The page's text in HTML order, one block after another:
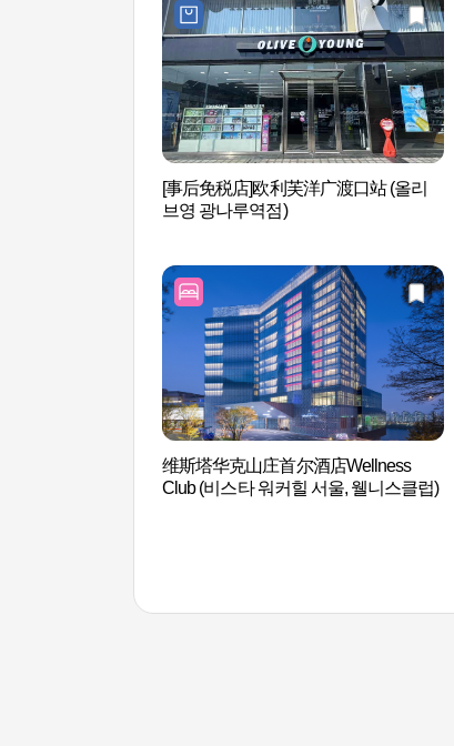
[事后免税店]欧利芙洋广渡口站 (올리
브영 광나루역점)
维斯塔华克山庄首尔酒店Wellness
Club (비스타 워커힐 서울, 웰니스클럽)